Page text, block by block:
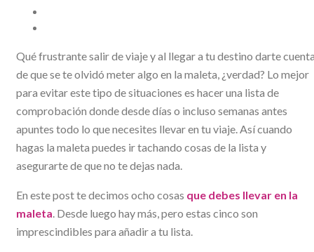
Qué frustrante salir de viaje y al llegar a tu destino darte
de que se te olvidó meter algo en la maleta, ¿verdad? Lo mejor
para evitar este tipo de situaciones es hacer una lista de
comprobación donde desde días o incluso semanas antes
apuntes todo lo que necesites llevar en tu viaje. Así cuando
hagas la maleta puedes ir tachando cosas de la lista y
asegurarte de que no te dejas nada.
En este post te decimos ocho cosas que debes llevar en la
maleta. Desde luego hay más, pero estas cinco son
imprescindibles para añadir a tu lista.